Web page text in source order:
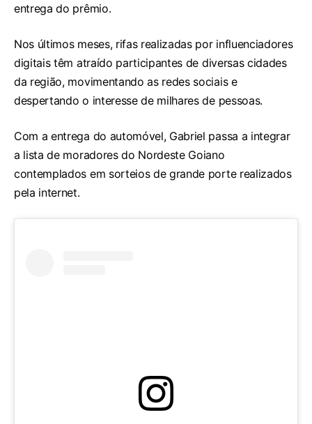
entrega do prêmio.
Nos últimos meses, rifas realizadas por influenciadores
digitais têm atraído participantes de diversas cidades
da região, movimentando as redes sociais e
despertando o interesse de milhares de pessoas.
Com a entrega do automóvel, Gabriel passa a integrar
a lista de moradores do Nordeste Goiano
contemplados em sorteios de grande porte realizados
pela internet.